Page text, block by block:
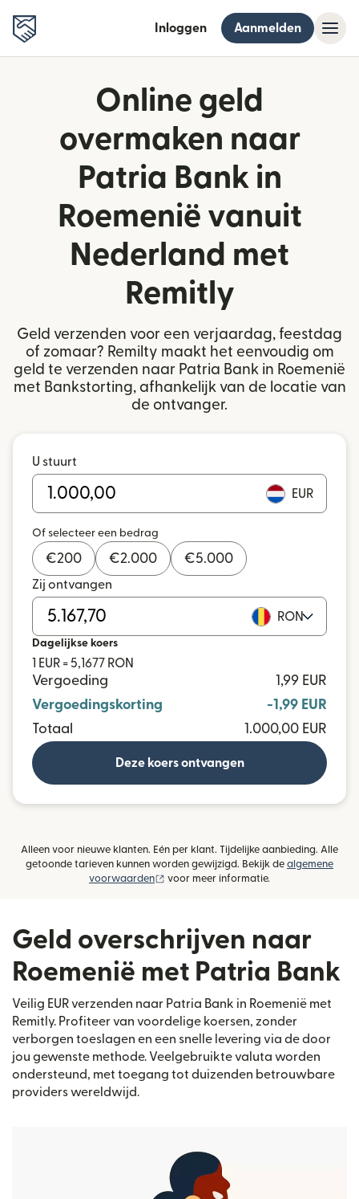
Inloggen Aanmelden
Online geld
overmaken naar
Patria Bank in
Roemenië vanuit
Nederland met
Remitly
Geld verzenden voor een verjaardag, feestdag
of zomaar? Remilty maakt het eenvoudig om
geld te verzenden naar Patria Bank in Roemenië
met Bankstorting, afhankelijk van de locatie van
de ontvanger.
U stuurt
EUR
Of selecteer een bedrag
€200 €2.000 €5.000
Zij ontvangen
RON
Dagelijkse koers
1 EUR = 5,1677 RON
Vergoeding
1,99 EUR
Vergoedingskorting
-1,99 EUR
Totaal
1.000,00 EUR
Deze koers ontvangen
Alleen voor nieuwe klanten. Eén per klant. Tijdelijke aanbieding. Alle
getoonde tarieven kunnen worden gewijzigd. Bekijk de algemene
voorwaarden
(wordt geopend in een nieuw venster)
voor meer informatie.
Geld overschrijven naar
Roemenië met Patria Bank
Veilig EUR verzenden naar Patria Bank in Roemenië met
Remitly. Profiteer van voordelige koersen, zonder
verborgen toeslagen en een snelle levering via de door
jou gewenste methode. Veelgebruikte valuta worden
ondersteund, met toegang tot duizenden betrouwbare
providers wereldwijd.